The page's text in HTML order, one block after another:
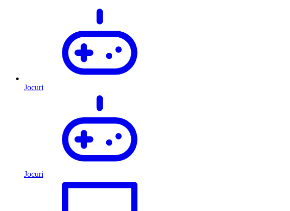
Jocuri
Jocuri